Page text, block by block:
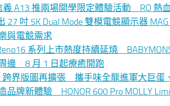
義 A13 推兩場開學限定體驗活動 RO
27 吋 5K Dual Mode 雙模電競顯示器
與電競需求
系列上市熱度持續延燒
邊 8 月 1 日起療癒開跑
跨界版圖再擴張 攜手味全龍進軍大巨
品牌新體驗 HONOR 600 Pro MOLLY